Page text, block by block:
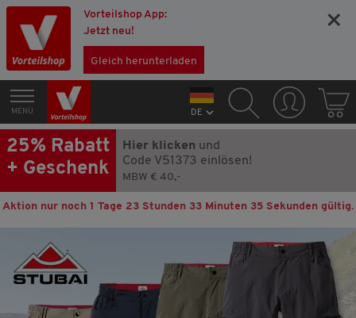
Vorteilshop App:
Jetzt neu!
Gleich herunterladen
×
MENÜ DE
25% Rabatt
+ Geschenk
Hier klicken und
Code V51373 einlösen!
MBW € 40,-
Aktion nur noch 1 Tage 23 Stunden 33 Minuten 34 Sekunden gültig.